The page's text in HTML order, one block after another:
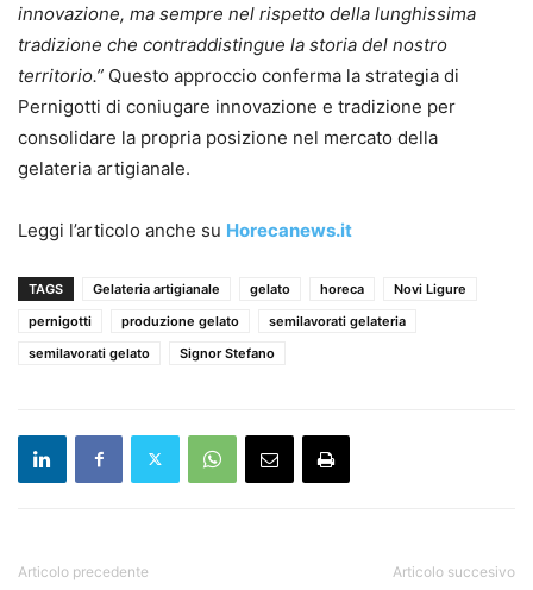
innovazione, ma sempre nel rispetto della lunghissima
tradizione che contraddistingue la storia del nostro
territorio.” Questo approccio conferma la strategia di
Pernigotti di coniugare innovazione e tradizione per
consolidare la propria posizione nel mercato della
gelateria artigianale.
Leggi l’articolo anche su Horecanews.it
TAGS Gelateria artigianale gelato horeca
Novi Ligure
pernigotti
produzione gelato
semilavorati gelateria
semilavorati gelato
Signor Stefano
Articolo precedente Articolo succesivo